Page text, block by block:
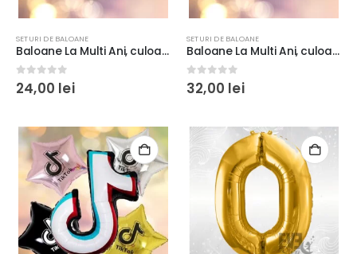
SETURI DE BALOANE
Baloane La Multi Ani, culoare alb cu text negru, set 20 buc, diametru 30cm, 2.8g, material latex
0 out of 5
24,00 lei
SETURI DE BALOANE
Baloane La Multi Ani, culoare auriu, 45cm, 6m lungime, folie aluminiu
0out of 5
32,00 lei